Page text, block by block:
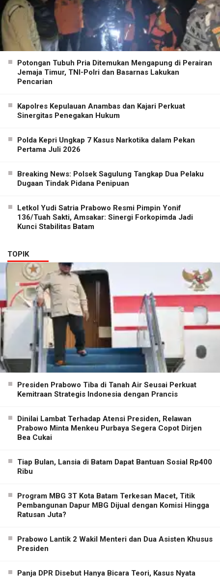
Potongan Tubuh Pria Ditemukan Mengapung di Perairan
Jemaja Timur, TNI-Polri dan Basarnas Lakukan
Pencarian
Kapolres Kepulauan Anambas dan Kajari Perkuat
Sinergitas Penegakan Hukum
Polda Kepri Ungkap 7 Kasus Narkotika dalam Pekan
Pertama Juli 2026
Breaking News: Polsek Sagulung Tangkap Dua Pelaku
Dugaan Tindak Pidana Penipuan
Letkol Yudi Satria Prabowo Resmi Pimpin Yonif
136/Tuah Sakti, Amsakar: Sinergi Forkopimda Jadi
Kunci Stabilitas Batam
TOPIK
Presiden Prabowo Tiba di Tanah Air Seusai Perkuat
Kemitraan Strategis Indonesia dengan Prancis
Dinilai Lambat Terhadap Atensi Presiden, Relawan
Prabowo Minta Menkeu Purbaya Segera Copot Dirjen
Bea Cukai
Tiap Bulan, Lansia di Batam Dapat Bantuan Sosial Rp400
Ribu
Program MBG 3T Kota Batam Terkesan Macet, Titik
Pembangunan Dapur MBG Dijual dengan Komisi Hingga
Ratusan Juta?
Prabowo Lantik 2 Wakil Menteri dan Dua Asisten Khusus
Presiden
Panja DPR Disebut Hanya Bicara Teori, Kasus Nyata